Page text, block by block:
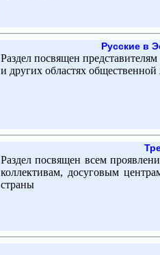
Русские в
Раздел посвящен
и других областях
Раздел посвящен всем
коллективам, досуговым
страны